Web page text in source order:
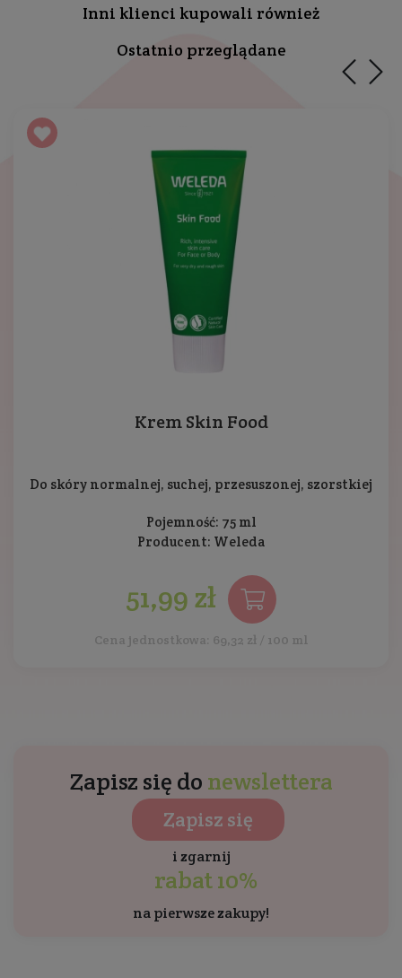
Inni klienci kupowali również
Ostatnio przeglądane
Krem Skin Food
Do skóry normalnej, suchej, przesuszonej, szorstkiej
Pojemność: 75 ml
Producent: Weleda
51,99 zł
Cena jednostkowa: 69,32 zł / 100 ml
Zapisz się do newslettera
Zapisz się
i zgarnij
rabat 10%
na pierwsze zakupy!